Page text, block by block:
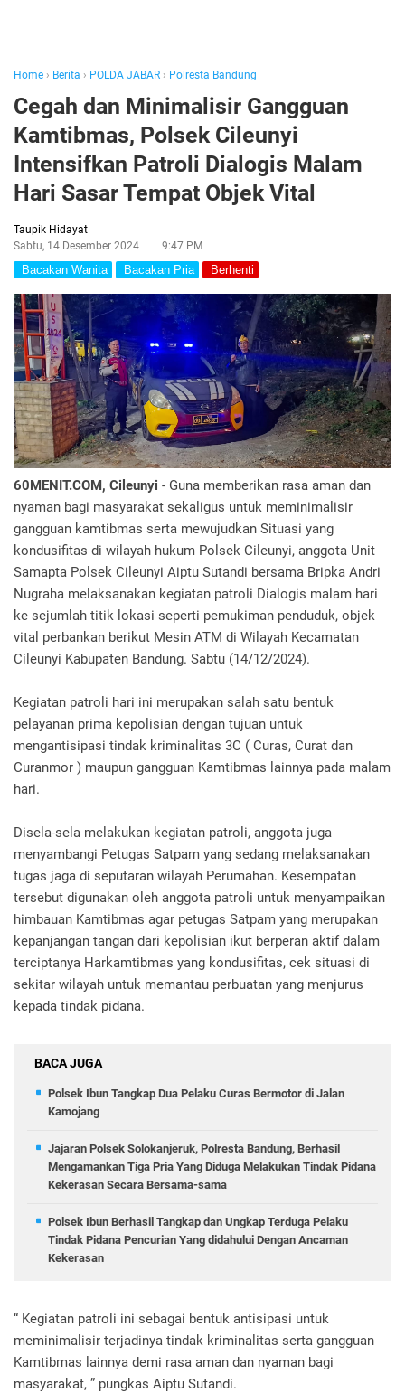
Home › Berita › POLDA JABAR › Polresta Bandung
Cegah dan Minimalisir Gangguan
Kamtibmas, Polsek Cileunyi
Intensifkan Patroli Dialogis Malam
Hari Sasar Tempat Objek Vital
Taupik Hidayat
Sabtu, 14 Desember 2024
9:47 PM
Bacakan Wanita Bacakan Pria Berhenti
60MENIT.COM, Cileunyi - Guna memberikan rasa aman dan
nyaman bagi masyarakat sekaligus untuk meminimalisir
gangguan kamtibmas serta mewujudkan Situasi yang
kondusifitas di wilayah hukum Polsek Cileunyi, anggota Unit
Samapta Polsek Cileunyi Aiptu Sutandi bersama Bripka Andri
Nugraha melaksanakan kegiatan patroli Dialogis malam hari
ke sejumlah titik lokasi seperti pemukiman penduduk, objek
vital perbankan berikut Mesin ATM di Wilayah Kecamatan
Cileunyi Kabupaten Bandung. Sabtu (14/12/2024).
Kegiatan patroli hari ini merupakan salah satu bentuk
pelayanan prima kepolisian dengan tujuan untuk
mengantisipasi tindak kriminalitas 3C ( Curas, Curat dan
Curanmor ) maupun gangguan Kamtibmas lainnya pada malam
hari.
Disela-sela melakukan kegiatan patroli, anggota juga
menyambangi Petugas Satpam yang sedang melaksanakan
tugas jaga di seputaran wilayah Perumahan. Kesempatan
tersebut digunakan oleh anggota patroli untuk menyampaikan
himbauan Kamtibmas agar petugas Satpam yang merupakan
kepanjangan tangan dari kepolisian ikut berperan aktif dalam
terciptanya Harkamtibmas yang kondusifitas, cek situasi di
sekitar wilayah untuk memantau perbuatan yang menjurus
kepada tindak pidana.
BACA JUGA
Polsek Ibun Tangkap Dua Pelaku Curas Bermotor di Jalan
Kamojang
Jajaran Polsek Solokanjeruk, Polresta Bandung, Berhasil
Mengamankan Tiga Pria Yang Diduga Melakukan Tindak Pidana
Kekerasan Secara Bersama-sama
Polsek Ibun Berhasil Tangkap dan Ungkap Terduga Pelaku
Tindak Pidana Pencurian Yang didahului Dengan Ancaman
Kekerasan
“ Kegiatan patroli ini sebagai bentuk antisipasi untuk
meminimalisir terjadinya tindak kriminalitas serta gangguan
Kamtibmas lainnya demi rasa aman dan nyaman bagi
masyarakat, ” pungkas Aiptu Sutandi.